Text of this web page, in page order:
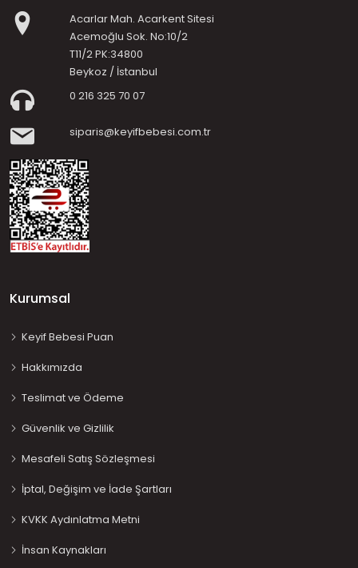
Acarlar Mah. Acarkent Sitesi
Acemoğlu Sok. No:10/2
T11/2 PK:34800
Beykoz / İstanbul
0 216 325 70 07
siparis@keyifbebesi.com.tr
Kurumsal
Keyif Bebesi Puan
Hakkımızda
Teslimat ve Ödeme
Güvenlik ve Gizlilik
Mesafeli Satış Sözleşmesi
İptal, Değişim ve İade Şartları
KVKK Aydınlatma Metni
İnsan Kaynakları